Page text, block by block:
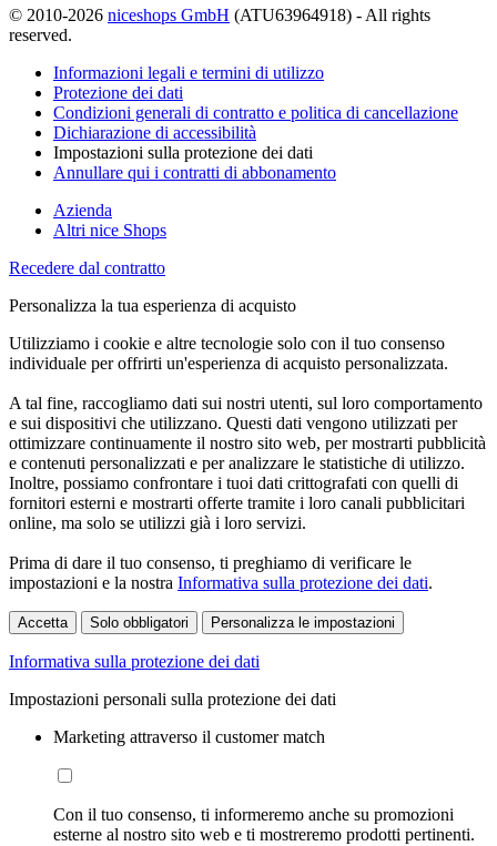
© 2010-2026 niceshops GmbH (ATU63964918) - All rights
reserved.
Informazioni legali e termini di utilizzo
Protezione dei dati
Condizioni generali di contratto e politica di cancellazione
Dichiarazione di accessibilità
Impostazioni sulla protezione dei dati
Annullare qui i contratti di abbonamento
Azienda
Altri nice Shops
Recedere dal contratto
Personalizza la tua esperienza di acquisto
Utilizziamo i cookie e altre tecnologie solo con il tuo consenso
individuale per offrirti un'esperienza di acquisto personalizzata.
A tal fine, raccogliamo dati sui nostri utenti, sul loro comportamento
e sui dispositivi che utilizzano. Questi dati vengono utilizzati per
ottimizzare continuamente il nostro sito web, per mostrarti pubblicità
e contenuti personalizzati e per analizzare le statistiche di utilizzo.
Inoltre, possiamo confrontare i tuoi dati crittografati con quelli di
fornitori esterni e mostrarti offerte tramite i loro canali pubblicitari
online, ma solo se utilizzi già i loro servizi.
Prima di dare il tuo consenso, ti preghiamo di verificare le
impostazioni e la nostra Informativa sulla protezione dei dati.
Accetta Solo obbligatori Personalizza le impostazioni
Informativa sulla protezione dei dati
Impostazioni personali sulla protezione dei dati
Marketing attraverso il customer match
Con il tuo consenso, ti informeremo anche su promozioni
esterne al nostro sito web e ti mostreremo prodotti pertinenti.